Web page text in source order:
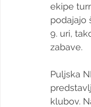
ekipe
podajajo
9. uri,
zabave.
Puljska
klubov.